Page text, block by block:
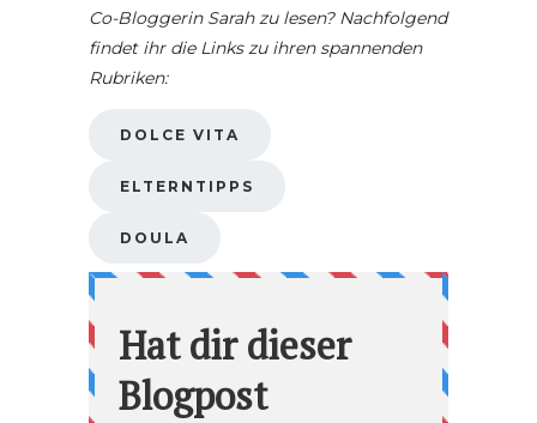
Co-Bloggerin Sarah zu lesen? Nachfolgend
findet ihr die Links zu ihren spannenden
Rubriken:
DOLCE VITA
ELTERNTIPPS
DOULA